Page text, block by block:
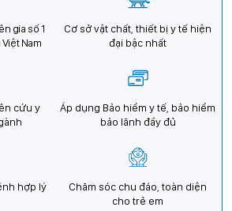
gia số 1
Nam
Cơ sở vật chất, thiết bị y tế hiện
đại bậc nhất
cứu y
Áp dụng Bảo hiểm y tế, bảo hiểm
bảo lãnh đầy đủ
hợp lý
Chăm sóc chu đáo, toàn diện
cho trẻ em